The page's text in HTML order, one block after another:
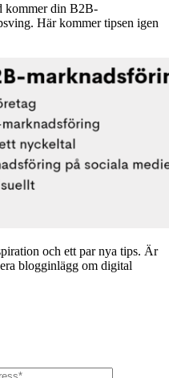
kommer din B2B-
Här kommer tipsen igen
och ett par nya tips. Är
blogginlägg om digital